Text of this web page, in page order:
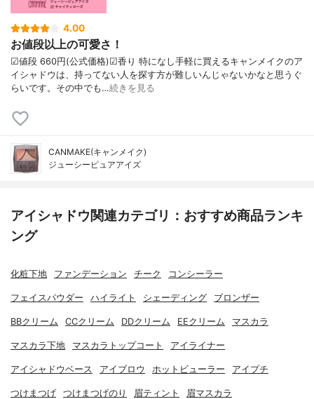
4.00
お値段以上の可愛さ！
☑︎値段 660円(公式価格)☑︎香り 特になし手軽に買えるキャンメイクのア
イシャドウは、持ってない人を探す方が難しいんじゃないかなと思うぐ
らいです。その中でも…続きを見る
CANMAKE(キャンメイク)
ジューシーピュアアイズ
アイシャドウ関連カテゴリ：おすすめ商品ランキ
ング
化粧下地 ファンデーション チーク コンシーラー
フェイスパウダー ハイライト シェーディング ブロンザー
BBクリーム CCクリーム DDクリーム EEクリーム マスカラ
マスカラ下地 マスカラトップコート アイライナー
アイシャドウベース アイブロウ ホットビューラー アイプチ
つけまつげ つけまつげのり 眉ティント 眉マスカラ